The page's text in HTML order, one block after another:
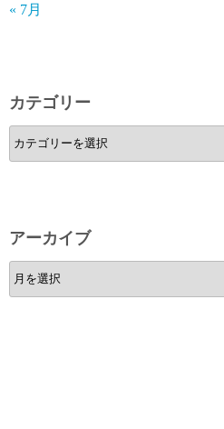
« 7月
カテゴリー
カ
テ
ー
アーカイブ
ア
ー